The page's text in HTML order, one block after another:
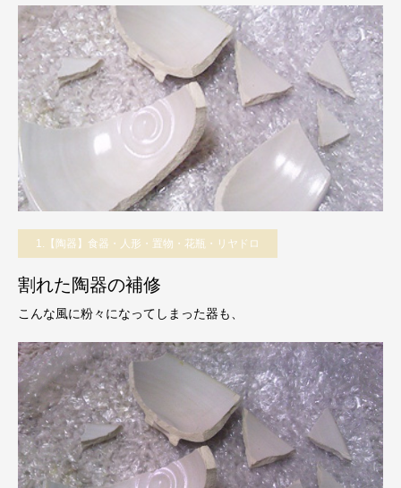
1.【陶器】食器・人形・置物・花瓶・リヤドロ
割れた陶器の補修
こんな風に粉々になってしまった器も、